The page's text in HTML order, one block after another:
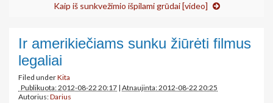
Kaip iš sunkvežimio išpilami grūdai [video]
Ir amerikiečiams sunku žiūrėti filmus
legaliai
Filed underKita
Publikuota: 2012-08-22 20:17 | Atnaujinta: 2012-08-22 20:25
Autorius:Darius